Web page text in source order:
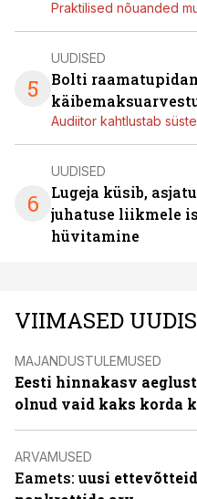
Praktilised nõuanded
5
UUDISED
Bolti
Audiitor kahtlustab
6
UUDISED
Lugeja küsib,
juhatuse liikmele
hüvitamine
VIIMASED
MAJANDUSTULEMUSED
Eesti hinnakasv
olnud vaid kaks korda
ARVAMUSED
Eamets: uusi